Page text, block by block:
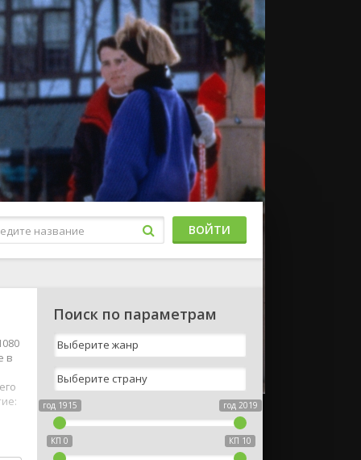
ВОЙТИ
в
Поиск по параметрам
год 1915 год 2019
КП 0 КП 10